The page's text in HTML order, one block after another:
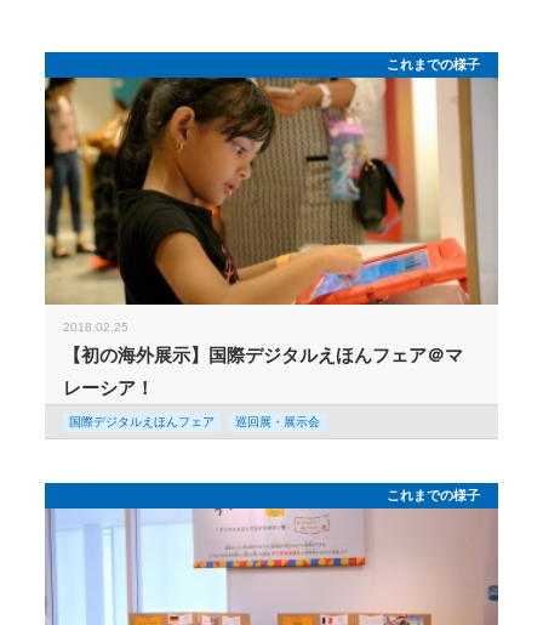
これまでの様子
2018.02.25
【初の海外展示】国際デジタルえほんフェア＠マ
レーシア！
国際デジタルえほんフェア 巡回展・展示会
これまでの様子